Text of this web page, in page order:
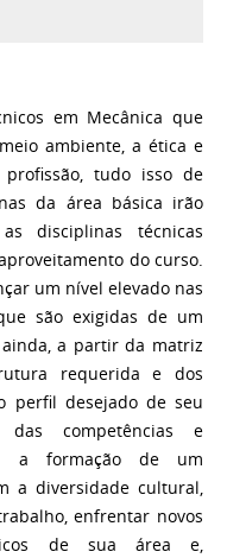
em Mecânica que
ambiente, a ética e
tudo isso de
da área básica irão
disciplinas técnicas
do curso.
um nível elevado nas
são exigidas de um
a partir da matriz
requerida e dos
perfil desejado de seu
das competências e
a formação de um
a diversidade cultural,
enfrentar novos
de sua área e,